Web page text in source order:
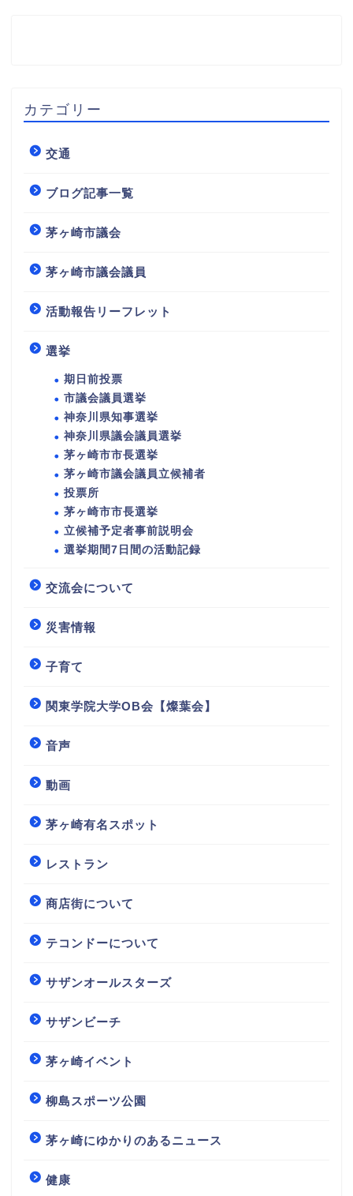
カテゴリー
交通
ブログ記事一覧
茅ヶ崎市議会
茅ヶ崎市議会議員
活動報告リーフレット
選挙
期日前投票
市議会議員選挙
神奈川県知事選挙
神奈川県議会議員選挙
茅ヶ崎市市長選挙
茅ヶ崎市議会議員立候補者
投票所
茅ヶ崎市市長選挙
立候補予定者事前説明会
選挙期間7日間の活動記録
交流会について
災害情報
子育て
関東学院大学OB会【燦葉会】
音声
動画
茅ヶ崎有名スポット
レストラン
商店街について
テコンドーについて
サザンオールスターズ
サザンビーチ
茅ヶ崎イベント
柳島スポーツ公園
茅ヶ崎にゆかりのあるニュース
健康